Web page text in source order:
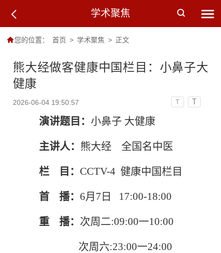
学术聚焦
您的位置： 首页 > 学术聚焦 > 正文
熊大经做客健康中国栏目：小鼻子大
健康
2026-06-04 19:50:57 T T
演讲题目： 小鼻子 大健康
主讲人： 熊大经 全国名中医
栏 目： CCTV-4 健康中国栏目
首 播： 6月7日 17:00-18:00
重 播： 次周二:09:00一10:00
次周六:23:00一24:00